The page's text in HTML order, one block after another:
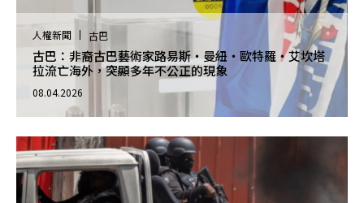
人權新聞 古巴
古巴：非裔古巴藝術家路易斯・曼紐・歐特羅・艾坎塔
拉流亡海外，突顯多年不公正的現象
08.04.2026